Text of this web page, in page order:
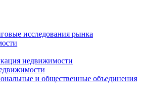
исследования рынка
недвижимости
и общественные объединения